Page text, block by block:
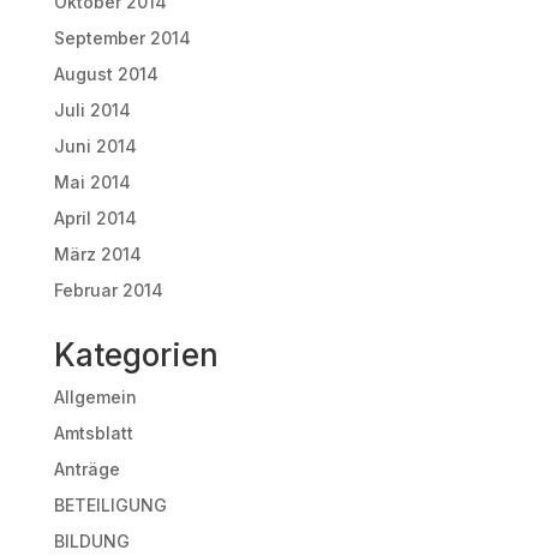
September 2014
August 2014
Juli 2014
Juni 2014
Mai 2014
April 2014
März 2014
Februar 2014
Kategorien
Allgemein
Amtsblatt
Anträge
BETEILIGUNG
BILDUNG